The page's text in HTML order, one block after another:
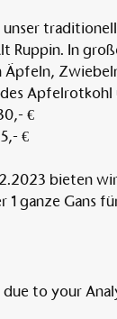
unser
Ruppin. In
Äpfeln,
€
€
bieten
1 ganze Gans
to your